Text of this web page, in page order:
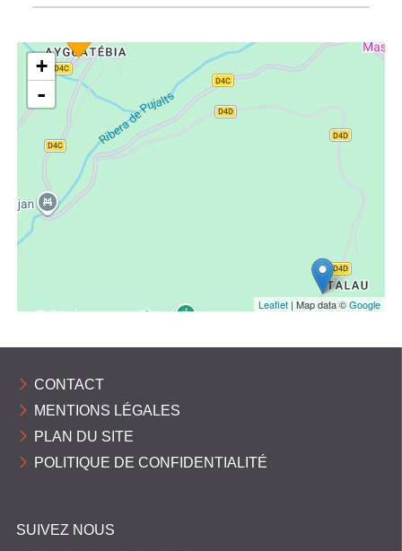
+
-
Leaflet | Map data ©Google
CONTACT
MENTIONS LÉGALES
PLAN DU SITE
POLITIQUE DE CONFIDENTIALITÉ
SUIVEZ NOUS